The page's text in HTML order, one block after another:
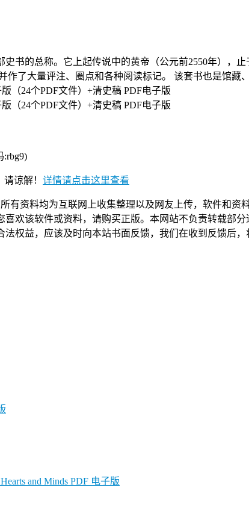
书的总称。它上起传说中的黄帝（公元前2550年），
了大量评注、圈点和各种阅读标记。 该套书也是馆藏
:rbg9)
谅解！ 详情请点击这里查看
有资料均为互联网上收集整理以及网友上传，软件和
欢该软件或资料，请购买正版。本网站不负责转载部
权益，应该及时向本站书面反馈，我们在收到反馈后
and Minds PDF 电子版